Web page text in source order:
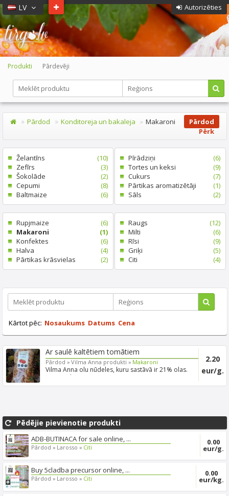
Autorizēties
LV
Produkti Pārdevēji
Pārdod Konditoreja un bakaleja Makaroni
Pārdod
Pērk
Želantīns
(10)
Zefīrs
(3)
Šokolāde
(2)
Cepumi
(8)
Baltmaize
(6)
Pīrādziņi
(6)
Tortes un keksi
(9)
Cukurs
(7)
Pārtikas aromatizētāji
(1)
Sāls
(2)
Rupjmaize
(6)
Makaroni
(1)
Konfektes
(6)
Halva
(4)
Pārtikas krāsvielas
(2)
Raugs
(12)
Milti
(6)
Rīsi
(9)
Griķi
(5)
Citi
(4)
Kārtot pēc: Nosaukums Datums Cena
Ar saulē kaltētiem tomātiem
Pārdod » Vilma Anna produkti » Makaroni
Vilma Anna olu nūdeles, kuru sastāvā ir 21% olas.
100% roku ...
2.20
eur/g.
Pēdējie pievienotie produkti
ADB-BUTINACA for sale online, ...
Pārdod » Larosso » Citi
0.00
eur/g.
Buy 5cladba precursor online, ...
Pārdod » Larosso » Citi
0.00
eur/kg.